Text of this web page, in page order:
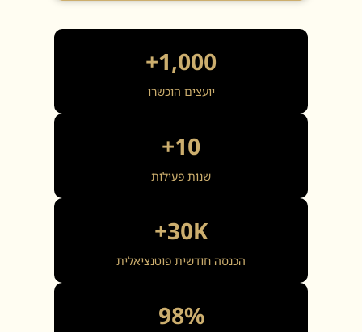
1,000+
יועצים הוכשרו
10+
שנות פעילות
30K+
הכנסה חודשית פוטנציאלית
98%